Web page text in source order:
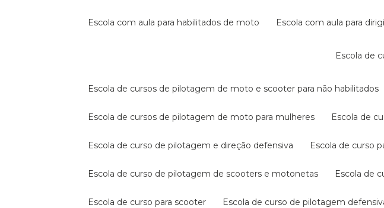
escola com aula para habilitados de moto escola com aula para
escola de
escola de cursos de pilotagem de moto e scooter para não habilitados
escola de cursos de pilotagem de moto para mulheres escola de
escola de curso de pilotagem e direção defensiva escola de curso
escola de curso de pilotagem de scooters e motonetas escola de
escola de curso para scooter escola de curso de pilotagem